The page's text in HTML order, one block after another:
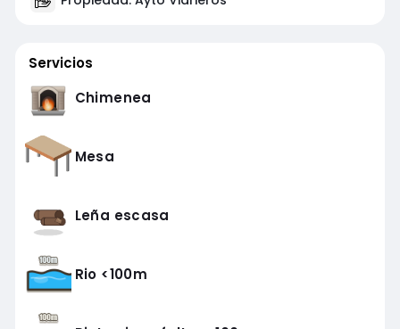
Servicios
Chimenea
Mesa
Leña escasa
Rio <100m